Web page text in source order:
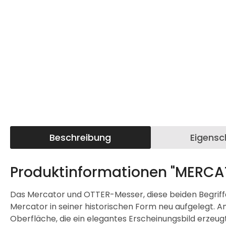
Beschreibung
Produktinformationen
Das Mercator und OTTER-Messer, diese beiden
Mercator in seiner historischen Form neu aufgelegt.
Oberfläche, die ein elegantes Erscheinungsbild